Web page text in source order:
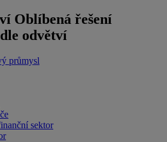
Oblíbená řešení
odvětví
průmysl
sektor